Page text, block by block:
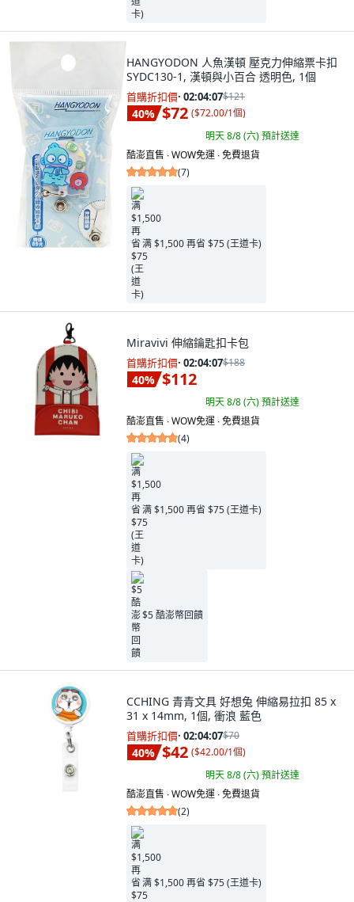
HANGYODON 人魚漢頓 壓克力伸縮票卡扣
SYDC130-1, 漢頓與小百合 透明色, 1個
首購折扣價· 02:04:05$121
40% $72 ($72.00/1個)
明天 8/8 (六)預計送達
酷澎直售 ∙ WOW免運 ∙ 免費退貨
(7)
满 $1,500 再省 $75 (王道卡)
Miravivi 伸縮鑰匙扣卡包
首購折扣價· 02:04:05$188
40% $112
明天 8/8 (六)預計送達
酷澎直售 ∙ WOW免運 ∙ 免費退貨
(4)
满 $1,500 再省 $75 (王道卡)
$5 酷澎幣回饋
CCHING 青青文具 好想兔 伸縮易拉扣 85 x
31 x 14mm, 1個, 衝浪 藍色
首購折扣價· 02:04:05$70
40% $42 ($42.00/1個)
明天 8/8 (六)預計送達
酷澎直售 ∙ WOW免運 ∙ 免費退貨
(2)
满 $1,500 再省 $75 (王道卡)